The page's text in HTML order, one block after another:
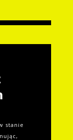
stanie